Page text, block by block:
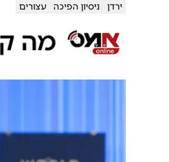
ירדן ניסיון הפיכה עצורים